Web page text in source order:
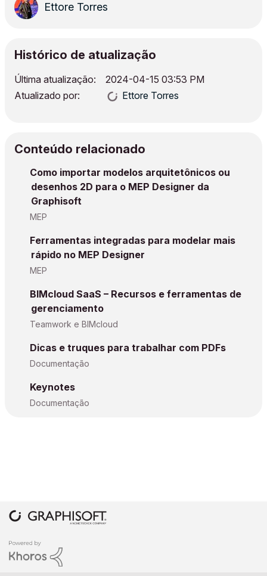
Ettore Torres
Histórico de atualização
Última atualização: ‎2024-04-15 03:53 PM
Atualizado por:
Ettore Torres
Conteúdo relacionado
Como importar modelos arquitetônicos ou
desenhos 2D para o MEP Designer da
Graphisoft
MEP
Ferramentas integradas para modelar mais
rápido no MEP Designer
MEP
BIMcloud SaaS – Recursos e ferramentas de
gerenciamento
Teamwork e BIMcloud
Dicas e truques para trabalhar com PDFs
Documentação
Keynotes
Documentação